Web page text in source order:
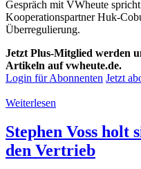
Gespräch mit VWheute
Kooperationspartner Huk-
Überregulierung.
Jetzt Plus-Mitglied werden
Artikeln auf vwheute.de.
Login für Abonnenten Jetzt
Weiterlesen
Stephen Voss holt
den Vertrieb